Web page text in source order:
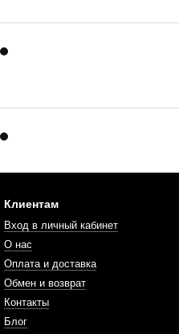
Клиентам
Вход в личный кабинет
О нас
Оплата и доставка
Обмен и возврат
Контакты
Блог